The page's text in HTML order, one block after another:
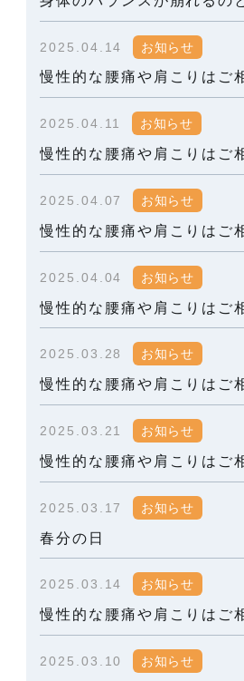
2025.04.14 お知らせ
慢性的な腰痛や肩こりはご
2025.04.11 お知らせ
慢性的な腰痛や肩こりはご
2025.04.07 お知らせ
慢性的な腰痛や肩こりはご
2025.04.04 お知らせ
慢性的な腰痛や肩こりはご
2025.03.28 お知らせ
慢性的な腰痛や肩こりはご
2025.03.21 お知らせ
慢性的な腰痛や肩こりはご
2025.03.17 お知らせ
春分の日
2025.03.14 お知らせ
慢性的な腰痛や肩こりはご
2025.03.10 お知らせ